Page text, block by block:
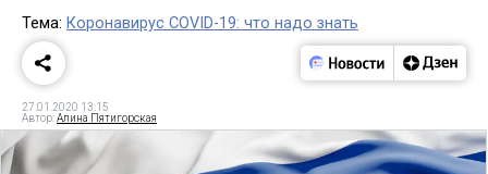
Тема: Коронавирус COVID-19: что надо знать
27.01.2020 13:15
Автор:Алина Пятигорская